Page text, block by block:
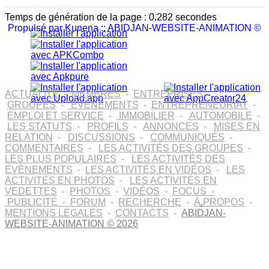
Temps de génération de la page : 0.282 secondes
Propulsé parKunena:: ABIDJAN-WEBSITE-ANIMATION ©
ACTUALITÉ-MEMBRES- ENTREPRISES-
GROUPES- ÉVÉNEMENTS - ENTREPRENEURIAT -
EMPLOI ET SERVICE - IMMOBILIER - AUTOMOBILE -
LES STATUTS - PROFILS - ANNONCES -
MISES EN
RELATION
- DISCUSSIONS - COMMUNIQUÉS -
COMMENTAIRES - LES ACTIVITÉS DES GROUPES -
LES PLUS POPULAIRES -
LES ACTIVITÉS DES
ÉVÈNEMENTS - LES ACTIVITÉS EN VIDÉOS -
LES
ACTIVITÉS EN PHOTOS -
LES ACTIVITÉS EN
VEDETTES - PHOTOS - VIDÉOS - FOCUS -
PUBLICITÉ - FORUM - RECHERCHE - À. PROPOS -
MENTIONS LÉGALES - CONTACTS - ABIDJAN-
WEBSITE-ANIMATION © 2026